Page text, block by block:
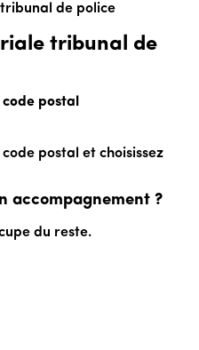
de police
tribunal de
postal
postal et choisissez
accompagnement ?
du reste.